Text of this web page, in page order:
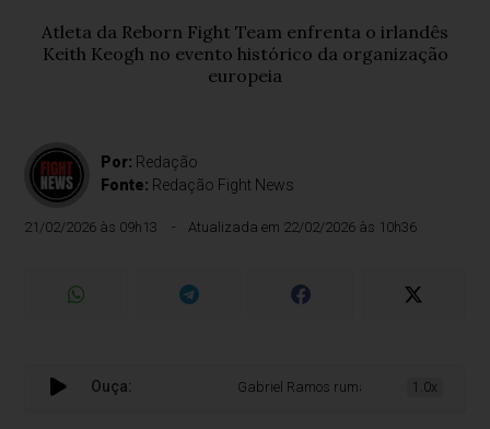
Atleta da Reborn Fight Team enfrenta o irlandês
Keith Keogh no evento histórico da organização
europeia
Por: Redação
Fonte: Redação Fight News
21/02/2026 às 09h13 Atualizada em 22/02/2026 às 10h36
Ouça: Gabriel Ramos ruma a Dublin para
1.0x